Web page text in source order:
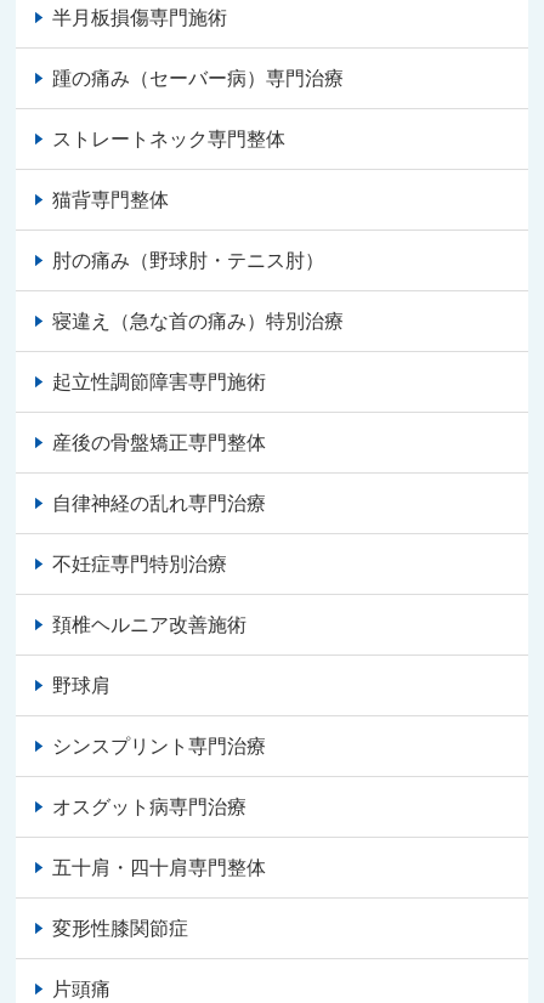
半月板損傷専門施術
踵の痛み（セーバー病）専門治療
ストレートネック専門整体
猫背専門整体
肘の痛み（野球肘・テニス肘）
寝違え（急な首の痛み）特別治療
起立性調節障害専門施術
産後の骨盤矯正専門整体
自律神経の乱れ専門治療
不妊症専門特別治療
頚椎ヘルニア改善施術
野球肩
シンスプリント専門治療
オスグット病専門治療
五十肩・四十肩専門整体
変形性膝関節症
片頭痛